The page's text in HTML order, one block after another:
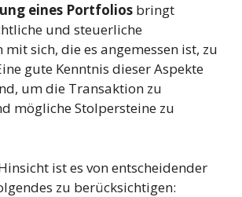
eines Portfolios bringt
und steuerliche
sich, die es angemessen ist, zu
gute Kenntnis dieser Aspekte
um die Transaktion zu
mögliche Stolpersteine zu
ist es von entscheidender
zu berücksichtigen: